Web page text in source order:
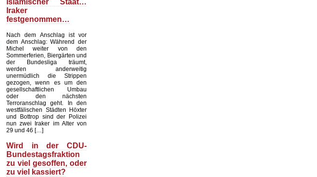
Islamischer Staat…
Iraker
festgenommen…
Nach dem Anschlag ist vor
dem Anschlag: Während der
Michel weiter von den
Sommerferien, Biergärten und
der Bundesliga träumt,
werden anderweitig
unermüdlich die Strippen
gezogen, wenn es um den
gesellschaftlichen Umbau
oder den nächsten
Terroranschlag geht. In den
westfälischen Städten Höxter
und Bottrop sind der Polizei
nun zwei Iraker im Alter von
29 und 46 […]
Wird in der CDU-
Bundestagsfraktion
zu viel gesoffen, oder
zu viel kassiert?